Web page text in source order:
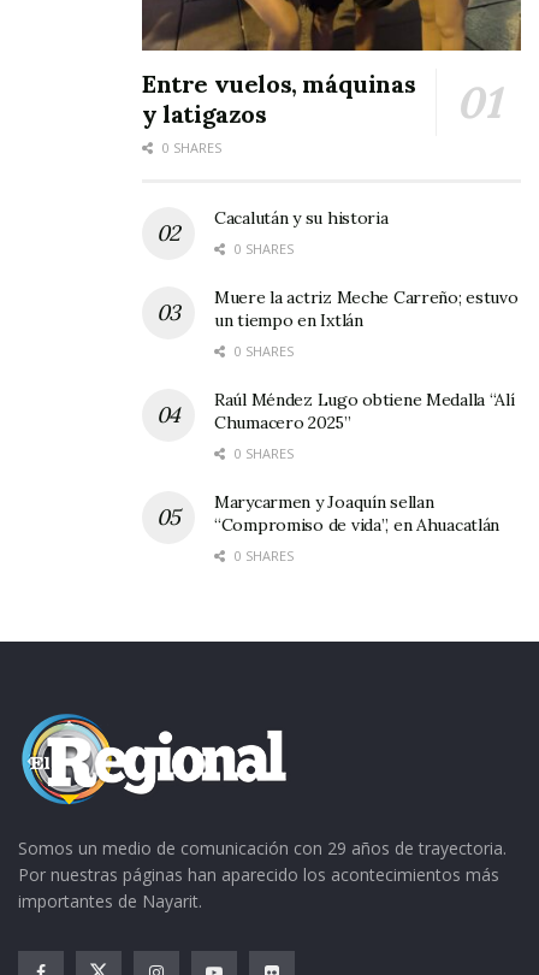
Entre vuelos, máquinas
y latigazos
0 SHARES
Cacalután y su historia
0 SHARES
Muere la actriz Meche Carreño; estuvo
un tiempo en Ixtlán
0 SHARES
Raúl Méndez Lugo obtiene Medalla “Alí
Chumacero 2025”
0 SHARES
Marycarmen y Joaquín sellan
“Compromiso de vida”, en Ahuacatlán
0 SHARES
Somos un medio de comunicación con 29 años de trayectoria.
Por nuestras páginas han aparecido los acontecimientos más
importantes de Nayarit.